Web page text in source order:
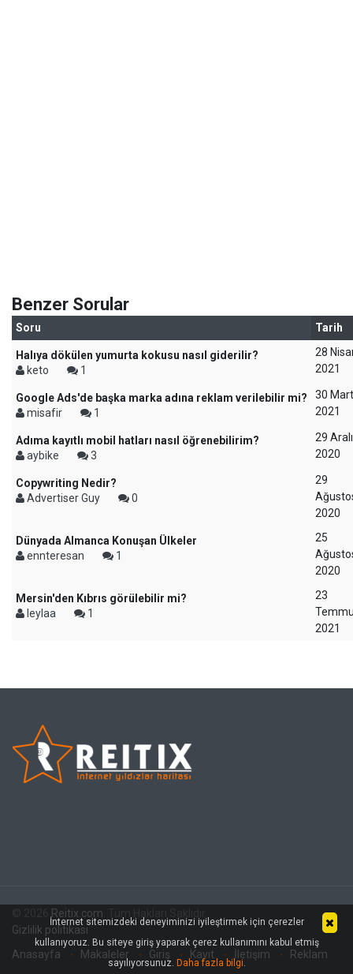
Benzer Sorular
Soru Tarih
Halıya dökülen yumurta kokusu nasıl giderilir?
keto
1
28
2021
Google Ads'de başka marka adına reklam verilebilir mi?
misafir
1
30 Mart
2021
Adıma kayıtlı mobil hatları nasıl öğrenebilirim?
aybike
3
29
2020
Copywriting Nedir?
Advertiser Guy
0
29
2020
Dünyada Almanca Konuşan Ülkeler
ennteresan
1
25
2020
Mersin'den Kıbrıs görülebilir mi?
leylaa
1
23
2021
Reitix.com
Gizlilik politikası
Anasayfa
Makaleler Giriş Kayıt İletişim Reklam
İnternet sitemizdeki deneyiminizi iyileştirmek için çerezler
kullanıyoruz. Bu siteye giriş yaparak çerez kullanımını kabul etmiş
sayılıyorsunuz. Daha fazla bilgi.